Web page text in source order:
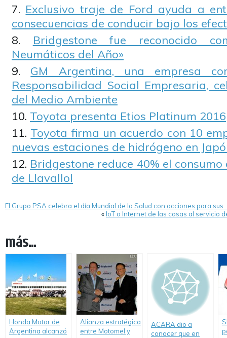
Exclusivo traje de Ford ayuda a
consecuencias de conducir bajo los
Bridgestone fue reconocido
Neumáticos del Año»
GM Argentina, una empresa
Responsabilidad Social Empresaria,
del Medio Ambiente
Toyota presenta Etios Platinum 2016
Toyota firma un acuerdo con 10
nuevas estaciones de hidrógeno en
Bridgestone reduce 40% el
de Llavallol
El Grupo PSA celebra el día Mundial de la Salud con acciones para
«IoT o Internet de las cosas al servicio
más...
Honda Motor de
Argentina alcanzó
Alianza estratégica
entre Motomel y
ACARA dio a
conocer que en